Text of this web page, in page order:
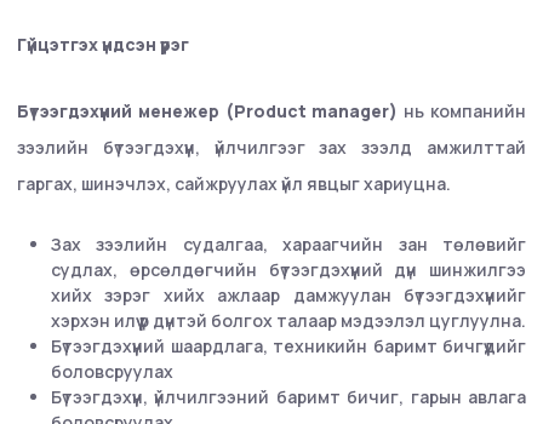
Гүйцэтгэх үндсэн үүрэг
Бүтээгдэхүүний менежер (Product manager) нь компанийн
зээлийн бүтээгдэхүүн, үйлчилгээг зах зээлд амжилттай
гаргах, шинэчлэх, сайжруулах үйл явцыг хариуцна.
Зах зээлийн судалгаа, хараагчийн зан төлөвийг
судлах, өрсөлдөгчийн бүтээгдэхүүний дүн шинжилгээ
хийх зэрэг хийх ажлаар дамжуулан бүтээгдэхүүнийг
хэрхэн илүү үр дүнтэй болгох талаар мэдээлэл цуглуулна.
Бүтээгдэхүүний шаардлага, техникийн баримт бичгүүдийг
боловсруулах
Бүтээгдэхүүн, үйлчилгээний баримт бичиг, гарын авлага